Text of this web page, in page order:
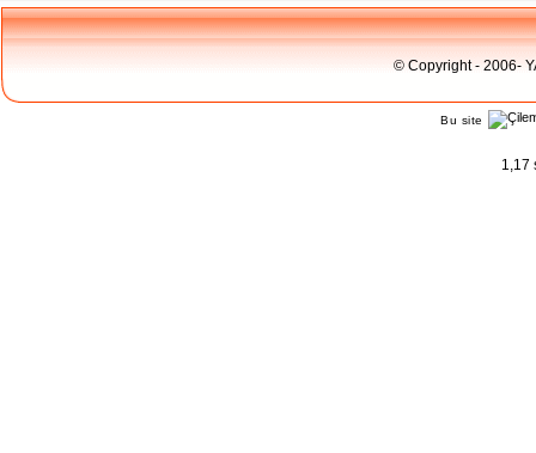
© Copyright - 2006-
Bu site
1,17